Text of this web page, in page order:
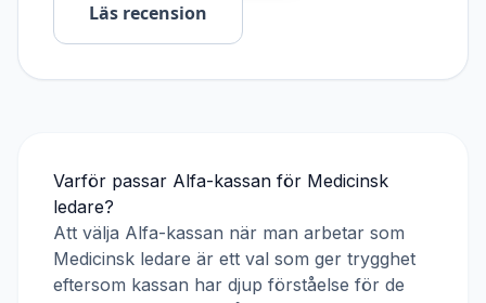
Läs recension
Varför passar Alfa-kassan för Medicinsk
ledare?
Att välja Alfa-kassan när man arbetar som
Medicinsk ledare är ett val som ger trygghet
eftersom kassan har djup förståelse för de